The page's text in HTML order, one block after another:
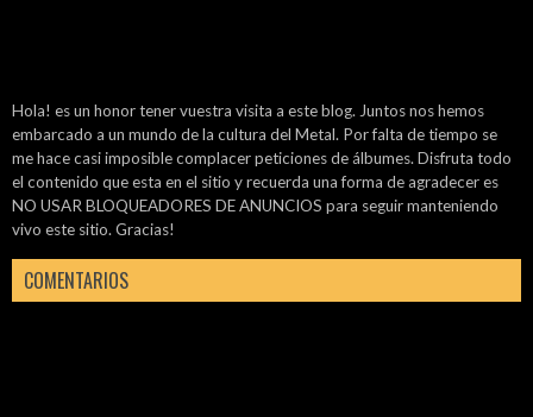
Hola! es un honor tener vuestra visita a este blog. Juntos nos hemos
embarcado a un mundo de la cultura del Metal. Por falta de tiempo se
me hace casi imposible complacer peticiones de álbumes. Disfruta todo
el contenido que esta en el sitio y recuerda una forma de agradecer es
NO USAR BLOQUEADORES DE ANUNCIOS para seguir manteniendo
vivo este sitio. Gracias!
COMENTARIOS